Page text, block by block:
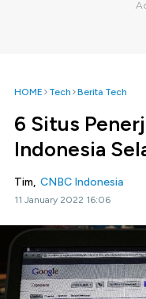
HOME Tech Berita Tech
6 Situs
Indonesia
Tim, CNBC Indonesia
11 January 2022 16:06